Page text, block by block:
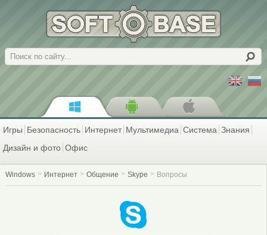
Поиск
Игры Безопасность Интернет Мультимедиа Система Знания
Дизайн и фото Офис
Windows Интернет Общение Skype Вопросы